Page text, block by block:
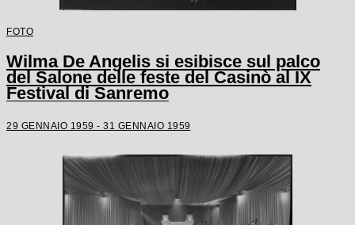
FOTO
Wilma De Angelis si esibisce sul palco
del Salone delle feste del Casinò al IX
Festival di Sanremo
29 GENNAIO 1959 - 31 GENNAIO 1959